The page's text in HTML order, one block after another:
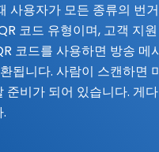
사용자가 모든 종류의 번
코드 유형이며, 고객 지
코드를 사용하면 방송 메
됩니다. 사람이 스캔하면
준비가 되어 있습니다. 게